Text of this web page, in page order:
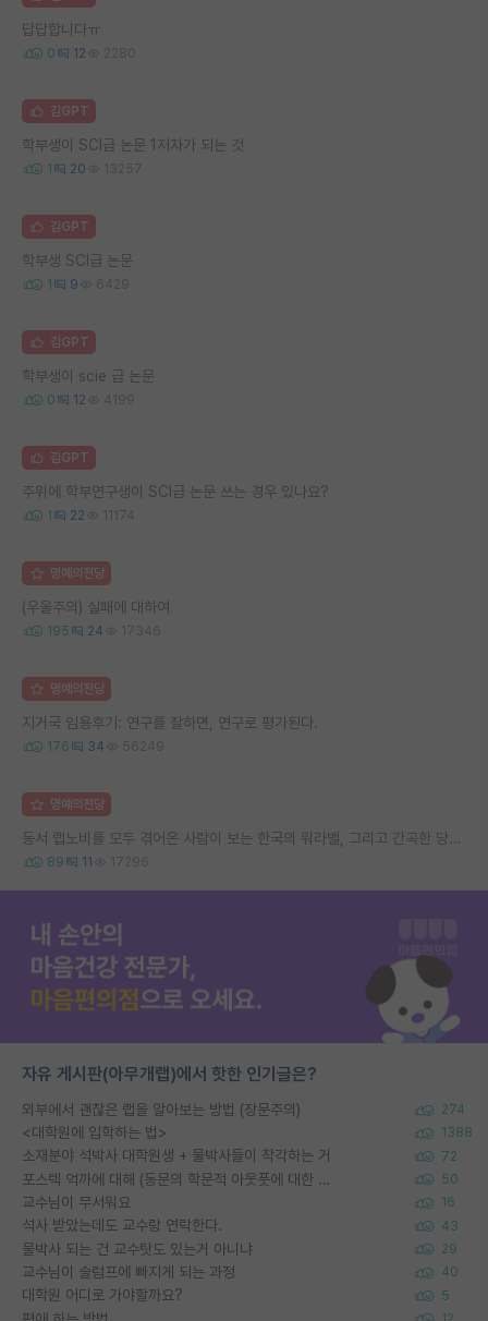
답답합니다ㅠ
0 12 2280
김GPT
학부생이 SCI급 논문 1저자가 되는 것
1 20 13257
김GPT
학부생 SCI급 논문
1 9 6429
김GPT
학부생이 scie 급 논문
0 12 4199
김GPT
주위에 학부연구생이 SCI급 논문 쓰는 경우 있나요?
1 22 11174
명예의전당
(우울주의) 실패에 대하여
195 24 17346
명예의전당
지거국 임용후기: 연구를 잘하면, 연구로 평가된다.
176 34 56249
명예의전당
동서 랩노비를 모두 겪어온 사람이 보는 한국의 워라밸, 그리고 간곡한 당부의 말씀
89 11 17296
자유 게시판(아무개랩)에서 핫한 인기글은?
외부에서 괜찮은 랩을 알아보는 방법 (장문주의) 274
<대학원에 입학하는 법> 1388
소재분야 석박사 대학원생 + 물박사들이 착각하는 거 72
포스텍 억까에 대해 (동문의 학문적 아웃풋에 대한 반박) 50
교수님이 무서워요 16
석사 받았는데도 교수랑 연락한다. 43
물박사 되는 건 교수탓도 있는거 아니냐 29
교수님이 슬럼프에 빠지게 되는 과정 40
대학원 어디로 가야할까요? 5